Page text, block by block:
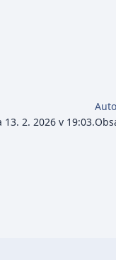
13. 2. 2026 v 19:03.